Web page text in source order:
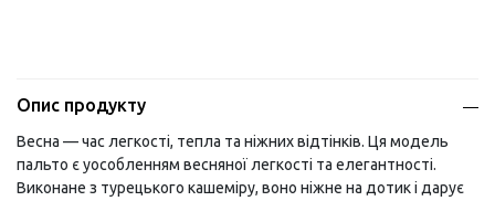
Опис продукту
Весна — час легкості, тепла та ніжних відтінків. Ця модель
пальто є уособленням весняної легкості та елегантності.
Виконане з турецького кашеміру, воно ніжне на дотик і дарує